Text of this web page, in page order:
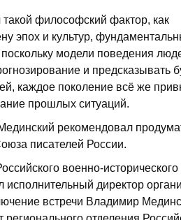
философский фактор, как
эпох и культур,
модели поведения
и предсказывать
каждое поколение всё же
прошлых ситуаций.
рекомендовал
писателей России.
военно-
директор
встречи Владимир